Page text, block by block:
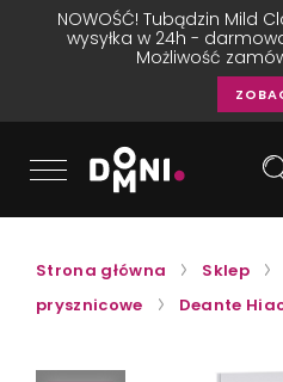
NOWOŚĆ! Tubądzin Mild
wysyłka w 24h -
Możliwość
Strona główna Sklep
prysznicowe
Deante